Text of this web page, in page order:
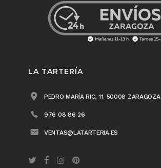
LA TARTERÍA
PEDRO MARÍA RIC, 11. 50008 ZARAGOZA
976 08 86 26
VENTAS@LATARTERIA.ES